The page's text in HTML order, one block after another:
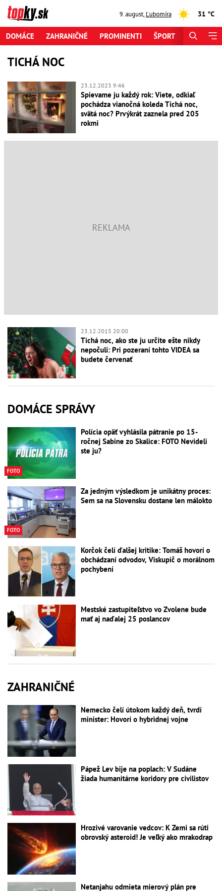
9. august,Ľubomíra 31 °C
DOMÁCE ZAHRANIČNÉ PROMINENTI ŠPORT
TICHÁ NOC
23.12.2023 9:46
Spievame ju každý rok: Viete, odkiaľ
pochádza vianočná koleda Tichá noc,
svätá noc? Prvýkrát zaznela pred 205
rokmi
23.12.2015 20:00
Tichá noc, ako ste ju určite ešte nikdy
nepočuli: Pri pozeraní tohto VIDEA sa
budete červenať
DOMÁCE SPRÁVY
FOTO
Polícia opäť vyhlásila pátranie po 15-
ročnej Sabine zo Skalice: FOTO Nevideli
ste ju?
FOTO
Za jedným výsledkom je unikátny proces:
Sem sa na Slovensku dostane len málokto
Korčok čelí ďalšej kritike: Tomáš hovorí o
obchádzaní odvodov, Viskupič o morálnom
pochybení
Mestské zastupiteľstvo vo Zvolene bude
mať aj naďalej 25 poslancov
ZAHRANIČNÉ
Nemecko čelí útokom každý deň, tvrdí
minister: Hovorí o hybridnej vojne
Pápež Lev bije na poplach: V Sudáne
žiada humanitárne koridory pre civilistov
Hrozivé varovanie vedcov: K Zemi sa rúti
obrovský asteroid! Je veľký ako mrakodrap
Netanjahu odmieta mierový plán pre